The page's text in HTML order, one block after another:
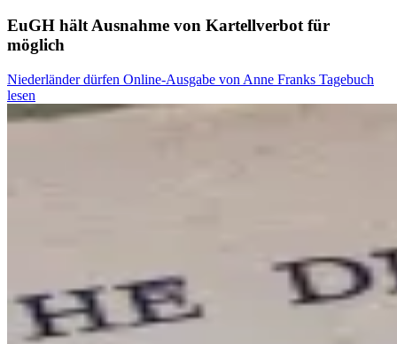
EuGH hält Ausnahme von Kartellverbot für
möglich
Niederländer dürfen Online-Ausgabe von Anne Franks Tagebuch
lesen